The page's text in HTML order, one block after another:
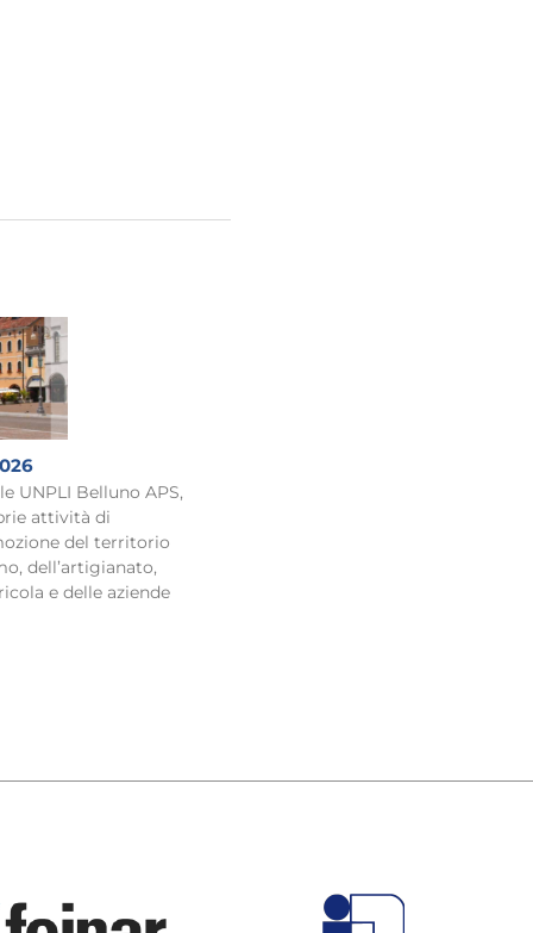
UNPLI Belluno APS,
attività di
del territorio
dell’artigianato,
e delle aziende